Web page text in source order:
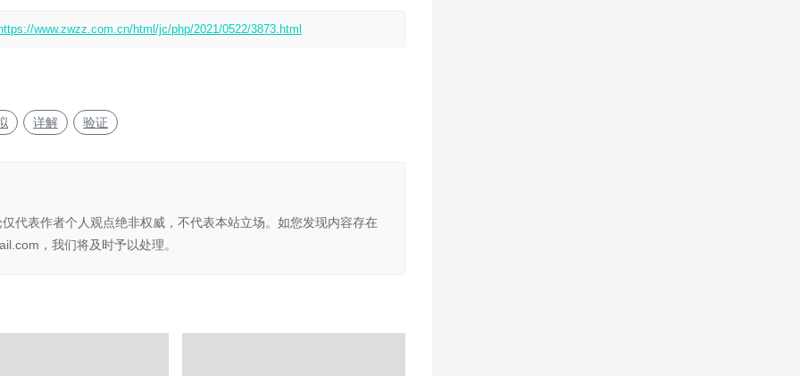
https://www.zwzz.com.cn/html/jc/php/2021/0522/3873.html
详解 验证
代表作者个人观点绝非权威，不代表本站立场。如您发现内容存在
，我们将及时予以处理。